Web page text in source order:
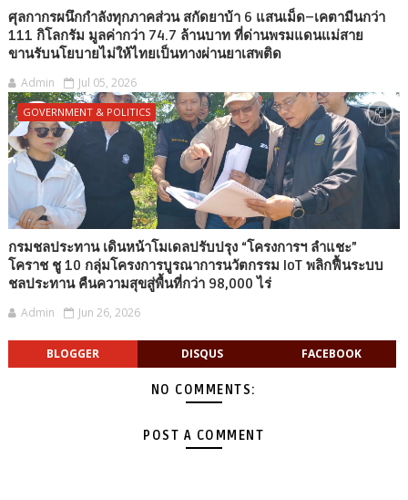
ศุลกากรผนึกกำลังทุกภาคส่วน สกัดยาบ้า 6 แสนเม็ด–เคตามีนกว่า
111 กิโลกรัม มูลค่ากว่า 74.7 ล้านบาท ที่ด่านพรมแดนแม่สาย
ขานรับนโยบายไม่ให้ไทยเป็นทางผ่านยาเสพติด
Admin Jul 05, 2026
GOVERNMENT & POLITICS
กรมชลประทาน เดินหน้าโมเดลปรับปรุง “โครงการฯ ลำแชะ”
โคราช ชู 10 กลุ่มโครงการบูรณาการนวัตกรรม IoT พลิกฟื้นระบบ
ชลประทาน คืนความสุขสู่พื้นที่กว่า 98,000 ไร่
Admin Jun 26, 2026
BLOGGER DISQUS FACEBOOK
NO COMMENTS:
POST A COMMENT